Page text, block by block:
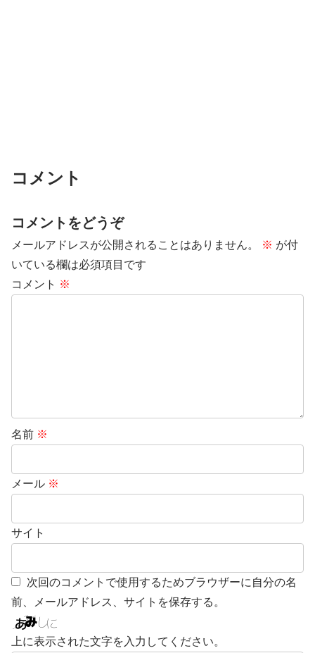
コメント
コメントをどうぞ
メールアドレスが公開されることはありません。 ※ が付
いている欄は必須項目です
コメント ※
名前 ※
メール ※
サイト
次回のコメントで使用するためブラウザーに自分の名
前、メールアドレス、サイトを保存する。
上に表示された文字を入力してください。